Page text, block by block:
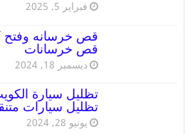
فبراير 5, 2025
قص خرسانات
ديسمبر 18, 2024
تظليل سيارات
يونيو 28, 2024